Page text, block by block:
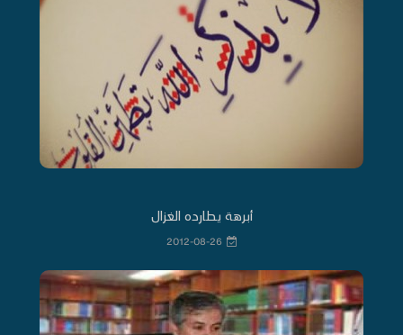
أبرهة يطارده الغزال
2012-08-26